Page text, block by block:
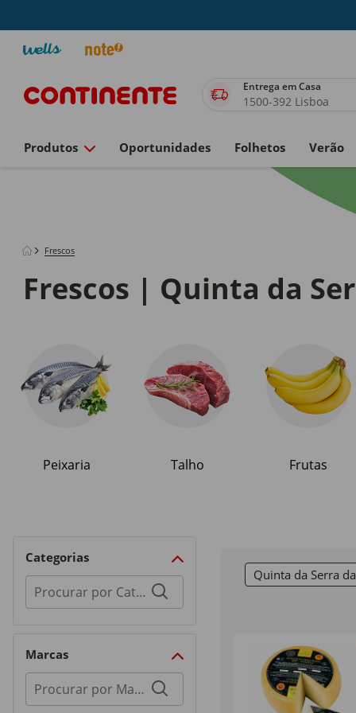
Entrega em Casa
1500-392 Lisboa
Produtos Oportunidades Folhetos Verão
Frescos
Frescos | Quinta da
Peixaria Talho Frutas
Categorias
Procurar
por
Marcas
Procurar
por
Quinta da Serra